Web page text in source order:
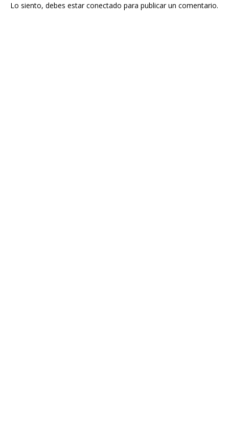
Lo siento, debes estarconectado para publicar un comentario.